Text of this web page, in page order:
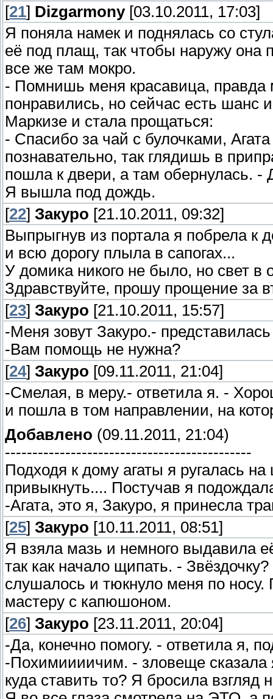
[21] Dizgarmony[03.10.2011, 17:03]
Я поняла намек и поднялась со
её под плащ, так чтобы наружу она
все же там мокро.
- Помнишь меня красавица, правда
понравились, но сейчас есть шанс
Маркизе и стала прощаться:
- Спасибо за чай с булочками,
познавательно, так глядишь в
пошла к двери, а там обернулась. -
Я вышла под дождь.
[22] Закуро [21.10.2011, 09:32]
Выпрыгнув из портала я побрела к
и всю дорогу плыла в сапогах...
У домика никого не было, но свет в
Здравствуйте, прошу прощение за
[23] Закуро [21.10.2011, 15:57]
-Меня зовут Закуро.-
-Вам помощь не нужна?
[24] Закуро [09.11.2011, 21:04]
-Смелая, в меру.- ответила я. -
и пошла в том направлении, на
Добавлено (09.11.2011, 21:04)
---------------------------------------------
Подходя к дому агаты я ругалась
привыкнуть.... Постучав я
-Агата, это я, Закуро, я принесла
[25] Закуро [10.11.2011, 08:51]
Я взяла мазь и немного выдавила
так как начало щипать. -
слушалось и тюкнуло меня по
мастеру с капюшоном.
[26] Закуро [23.11.2011, 20:04]
-Да, конечно помогу. - ответила я,
-Похимиииичим. - зловеще сказала
куда ставить то? Я бросила взгляд